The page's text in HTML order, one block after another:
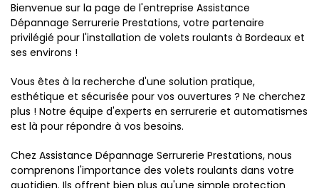
Bienvenue sur la page de l'entreprise Assistance
Dépannage Serrurerie Prestations, votre partenaire
privilégié pour l'installation de volets roulants à Bordeaux et
ses environs !
Vous êtes à la recherche d'une solution pratique,
esthétique et sécurisée pour vos ouvertures ? Ne cherchez
plus ! Notre équipe d'experts en serrurerie et automatismes
est là pour répondre à vos besoins.
Chez Assistance Dépannage Serrurerie Prestations, nous
comprenons l'importance des volets roulants dans votre
quotidien. Ils offrent bien plus qu'une simple protection